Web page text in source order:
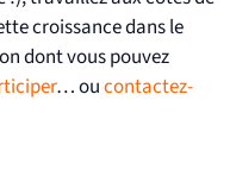
croissance dans le
dont vous pouvez
… oucontactez-